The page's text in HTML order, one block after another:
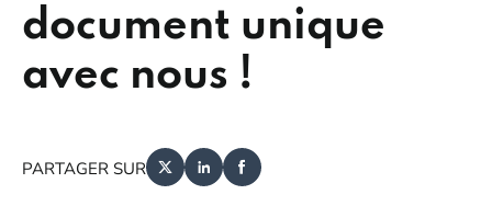
document unique
avec nous !
PARTAGER SUR